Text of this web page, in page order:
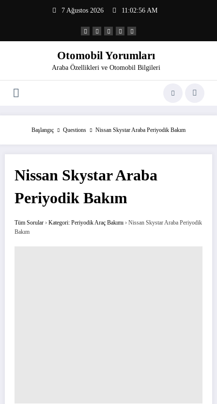
7 Ağustos 2026 11:02:56 AM
Otomobil Yorumları
Araba Özellikleri ve Otomobil Bilgileri
Başlangıç Questions Nissan Skystar Araba Periyodik Bakım
Nissan Skystar Araba
Periyodik Bakım
Tüm Sorular › Kategori: Periyodik Araç Bakımı › Nissan Skystar Araba Periyodik
Bakım